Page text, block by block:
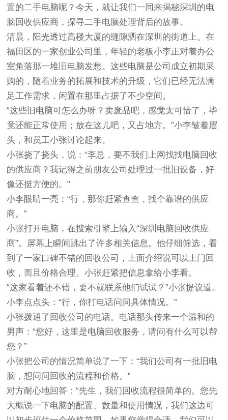
置的二手电脑呢？今天，就让我们一同来揭秘深圳的电
脑回收供应商，探寻二手电脑处理背后的故事。
清晨，阳光透过高楼大厦的缝隙洒在深圳的街道上。在
福田区的一家创业公司里，年轻的老板小李正对着办公
室角落那一堆旧电脑发愁。这些电脑是公司成立初期采
购的，随着业务的拓展和技术的升级，它们已经无法满
足工作需求，闲置在那里占据了不少空间。
“这些旧电脑可怎么办呀？卖废品吧，感觉太可惜了，毕
竟还能正常使用；放在这儿吧，又占地方。”小李皱着眉
头，和员工小张讨论起来。
小张挠了挠头，说：“李总，要不我们上网找找电脑回收
的供应商？我记得之前朋友公司处理过一批旧设备，好
像还挺方便的。”
小李眼睛一亮：“行，那你赶紧查查，找个靠谱的供应
商。”
小张打开电脑，在搜索引擎上输入“深圳电脑回收供应
商”。屏幕上瞬间跳出了许多相关信息。他仔细筛选，看
到了一家口碑不错的回收公司，上面介绍说可以上门回
收，而且价格合理。小张赶紧把信息拿给小李看。
“这家看着还不错，要不就联系他们试试？”小张提议道。
小李点点头：“行，你打电话问问具体情况。”
小张拨通了回收公司的电话。电话那头传来一个温和的
男声：“您好，这里是电脑回收服务，请问有什么可以帮
您？”
小张把公司的情况简单说了一下：“我们公司有一批旧电
脑，想问问回收的流程和价格。”
对方耐心地回答：“先生，我们回收流程很简单的。您先
大概说一下电脑的配置、数量和使用情况，我们这边可